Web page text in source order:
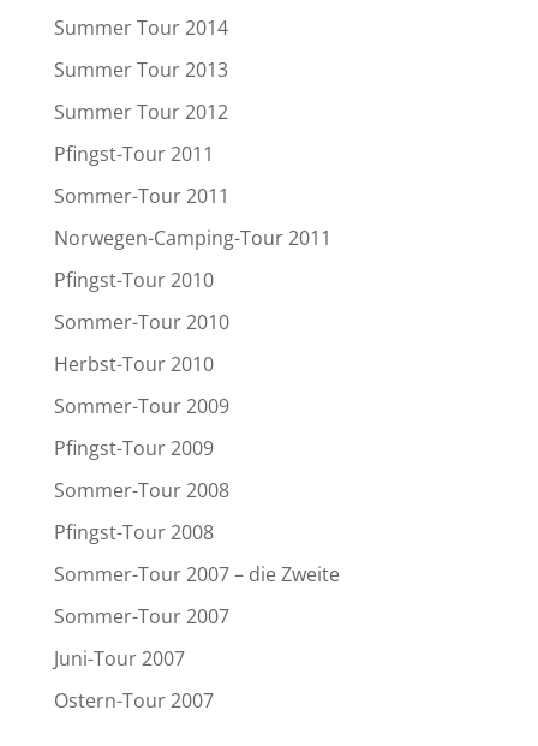
Summer Tour 2014
Summer Tour 2013
Summer Tour 2012
Pfingst-Tour 2011
Sommer-Tour 2011
Norwegen-Camping-Tour 2011
Pfingst-Tour 2010
Sommer-Tour 2010
Herbst-Tour 2010
Sommer-Tour 2009
Pfingst-Tour 2009
Sommer-Tour 2008
Pfingst-Tour 2008
Sommer-Tour 2007 – die Zweite
Sommer-Tour 2007
Juni-Tour 2007
Ostern-Tour 2007